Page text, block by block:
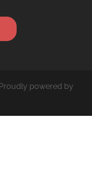
powered by